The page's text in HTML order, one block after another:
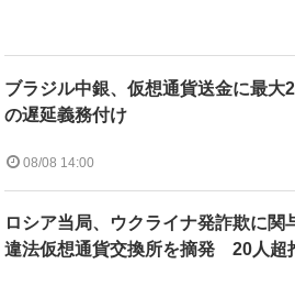
ブラジル中銀、仮想通貨送金に最大
の遅延義務付け
08/08 14:00
ロシア当局、ウクライナ発詐欺に関
違法仮想通貨交換所を摘発 20人超